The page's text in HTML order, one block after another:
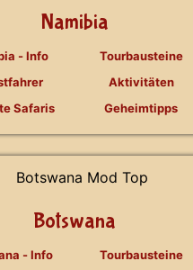
Namibia
- Info
Safaris
Tourbausteine
Aktivitäten
Geheimtipps
Botswana
- Info
Tourbausteine